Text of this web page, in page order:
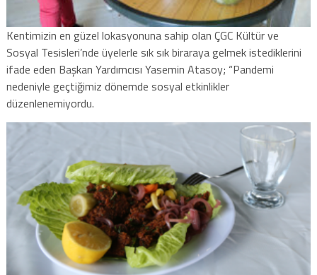
Kentimizin en güzel lokasyonuna sahip olan ÇGC Kültür ve
Sosyal Tesisleri’nde üyelerle sık sık biraraya gelmek istediklerini
ifade eden Başkan Yardımcısı Yasemin Atasoy; “Pandemi
nedeniyle geçtiğimiz dönemde sosyal etkinlikler
düzenlenemiyordu.